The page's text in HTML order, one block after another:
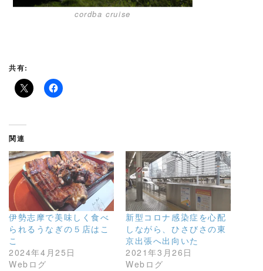
cordba cruise
共有:
関連
伊勢志摩で美味しく食べ
られるうなぎの５店はこ
こ
2024年4月25日
Webログ
新型コロナ感染症を心配
しながら、ひさびさの東
京出張へ出向いた
2021年3月26日
Webログ